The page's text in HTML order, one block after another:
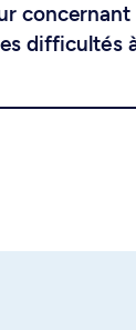
difficultés